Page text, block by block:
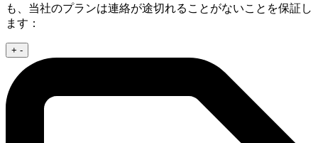
も、当社のプランは連絡が途切れることがないことを保証し
ます：
+ -